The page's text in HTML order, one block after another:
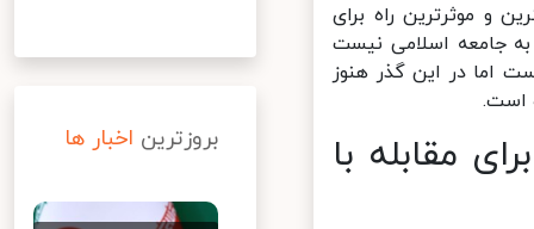
و موثرترین راه برای
جامعه اسلامی نیست
اما در این گذر هنوز
مقابله با بروزترین اخبار ها